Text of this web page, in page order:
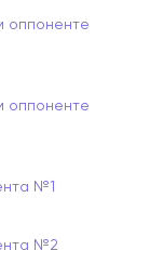
оппоненте
оппоненте
№1
№2